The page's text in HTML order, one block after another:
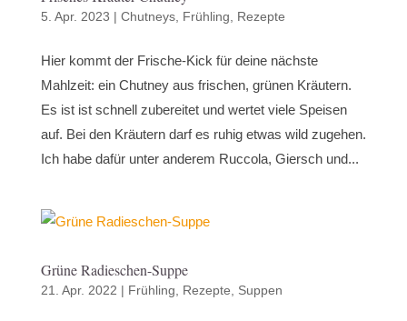
5. Apr. 2023 | Chutneys, Frühling Rezepte
Hier kommt der Frische-Kick für deine nächste
Mahlzeit: ein Chutney aus frischen, grünen Kräutern.
Es ist ist schnell zubereitet und wertet viele Speisen
auf. Bei den Kräutern darf es ruhig etwas wild zugehen.
Ich habe dafür unter anderem Ruccola, Giersch und...
Grüne Radieschen-Suppe
21. Apr. 2022 | Frühling Rezepte Suppen